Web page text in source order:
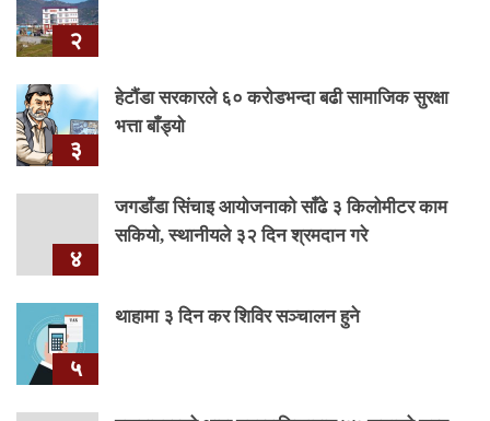
२
३
हेटौंडा सरकारले ६० करोडभन्दा बढी सामाजिक सुरक्षा
भत्ता बाँड्यो
४
जगडाँडा सिंचाइ आयोजनाको साँढे ३ किलोमीटर काम
सकियो, स्थानीयले ३२ दिन श्रमदान गरे
५
थाहामा ३ दिन कर शिविर सञ्चालन हुने